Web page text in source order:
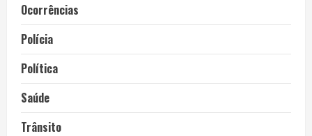
Ocorrências
Polícia
Política
Saúde
Trânsito